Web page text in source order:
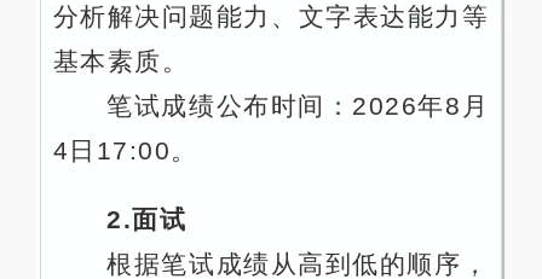
分析解决问题能力、文字表达能力等
基本素质。
笔试成绩公布时间：2026年8月
4日17:00。
2.面试
根据笔试成绩从高到低的顺序，